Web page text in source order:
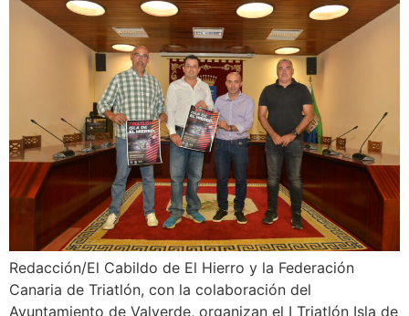
Redacción/El Cabildo de El Hierro y la Federación
Canaria de Triatlón, con la colaboración del
Ayuntamiento de Valverde, organizan el I Triatlón Isla de